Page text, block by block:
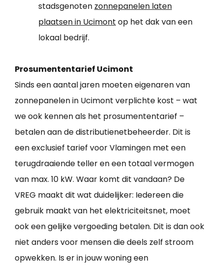
stadsgenoten zonnepanelen laten
plaatsen in Ucimont op het dak van een
lokaal bedrijf.
Prosumententarief Ucimont
Sinds een aantal jaren moeten eigenaren van
zonnepanelen in Ucimont verplichte kost – wat
we ook kennen als het prosumententarief –
betalen aan de distributienetbeheerder. Dit is
een exclusief tarief voor Vlamingen met een
terugdraaiende teller en een totaal vermogen
van max. 10 kW. Waar komt dit vandaan? De
VREG maakt dit wat duidelijker: Iedereen die
gebruik maakt van het elektriciteitsnet, moet
ook een gelijke vergoeding betalen. Dit is dan ook
niet anders voor mensen die deels zelf stroom
opwekken. Is er in jouw woning een